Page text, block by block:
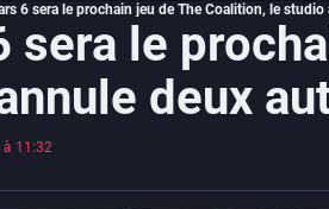
6 sera le prochain jeu de The Coalition, le
sera le
deux
à 11:32